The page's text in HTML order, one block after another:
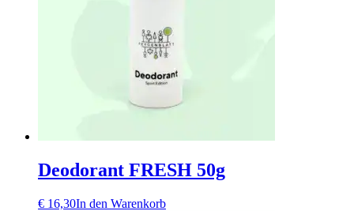
Deodorant FRESH 50g
€ 16,30In den Warenkorb